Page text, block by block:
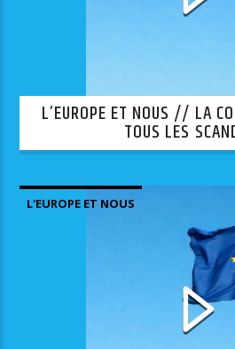
L’EUROPE ET NOUS // LA
TOUS LES
L'EUROPE ET NOUS